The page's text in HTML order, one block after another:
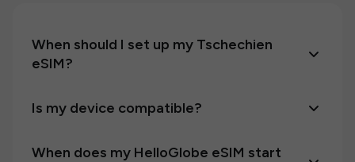
When should I set up my Tschechien
eSIM?
Is my device compatible?
When does my HelloGlobe eSIM start